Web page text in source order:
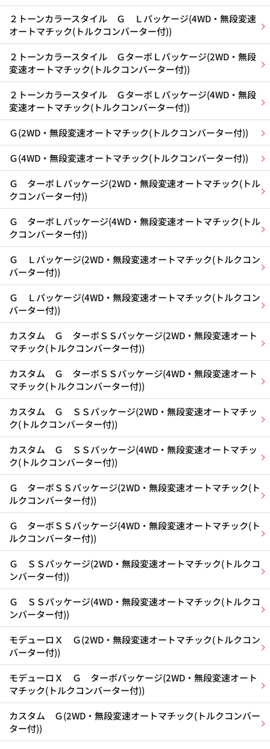
２トーンカラースタイル Ｇ Ｌパッケージ(4WD・無段変速
オートマチック(トルクコンバーター付))
２トーンカラースタイル ＧターボＬパッケージ(2WD・無段
変速オートマチック(トルクコンバーター付))
２トーンカラースタイル ＧターボＬパッケージ(4WD・無段
変速オートマチック(トルクコンバーター付))
Ｇ(2WD・無段変速オートマチック(トルクコンバーター付))
Ｇ(4WD・無段変速オートマチック(トルクコンバーター付))
Ｇ ターボＬパッケージ(2WD・無段変速オートマチック(トル
クコンバーター付))
Ｇ ターボＬパッケージ(4WD・無段変速オートマチック(トル
クコンバーター付))
Ｇ Ｌパッケージ(2WD・無段変速オートマチック(トルクコン
バーター付))
Ｇ Ｌパッケージ(4WD・無段変速オートマチック(トルクコン
バーター付))
カスタム Ｇ ターボＳＳパッケージ(2WD・無段変速オート
マチック(トルクコンバーター付))
カスタム Ｇ ターボＳＳパッケージ(4WD・無段変速オート
マチック(トルクコンバーター付))
カスタム Ｇ ＳＳパッケージ(2WD・無段変速オートマチッ
ク(トルクコンバーター付))
カスタム Ｇ ＳＳパッケージ(4WD・無段変速オートマチッ
ク(トルクコンバーター付))
Ｇ ターボＳＳパッケージ(2WD・無段変速オートマチック(ト
ルクコンバーター付))
Ｇ ターボＳＳパッケージ(4WD・無段変速オートマチック(ト
ルクコンバーター付))
Ｇ ＳＳパッケージ(2WD・無段変速オートマチック(トルクコ
ンバーター付))
Ｇ ＳＳパッケージ(4WD・無段変速オートマチック(トルクコ
ンバーター付))
モデューロＸ Ｇ(2WD・無段変速オートマチック(トルクコン
バーター付))
モデューロＸ Ｇ ターボパッケージ(2WD・無段変速オート
マチック(トルクコンバーター付))
カスタム Ｇ(2WD・無段変速オートマチック(トルクコンバー
ター付))